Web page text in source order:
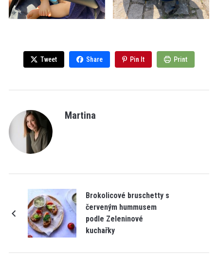
Tweet Share Pin It Print
Martina
Brokolicové bruschetty s
červeným hummusem
podle Zeleninové
kuchařky